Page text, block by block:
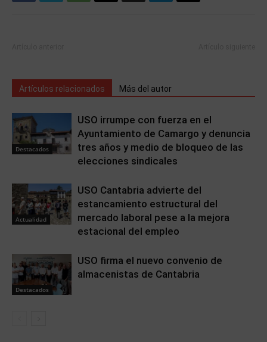
Artículos relacionados Más del autor
Destacados
USO irrumpe con fuerza en el
Ayuntamiento de Camargo y denuncia
tres años y medio de bloqueo de las
elecciones sindicales
Actualidad
USO Cantabria advierte del
estancamiento estructural del
mercado laboral pese a la mejora
estacional del empleo
Destacados
USO firma el nuevo convenio de
almacenistas de Cantabria